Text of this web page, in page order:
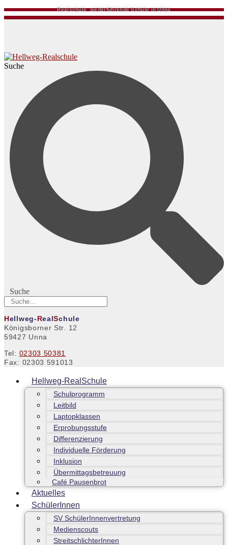
Realschule, weiterführende Schule in Unna
Suche
Suche
Hellweg-RealSchule
Königsborner Str. 12
59427 Unna
Tel: 02303 50381
Fax: 02303 591013
Hellweg-RealSchule
Schulprogramm
Leitbild
Laptopklassen
Erprobungsstufe
Differenzierung
Individuelle Förderung
Inklusion
Übermittagsbetreuung
Café Pausenbrot
Aktuelles
SchülerInnen
SV SchülerInnenvertretung
Medienscouts
StreitschlichterInnen